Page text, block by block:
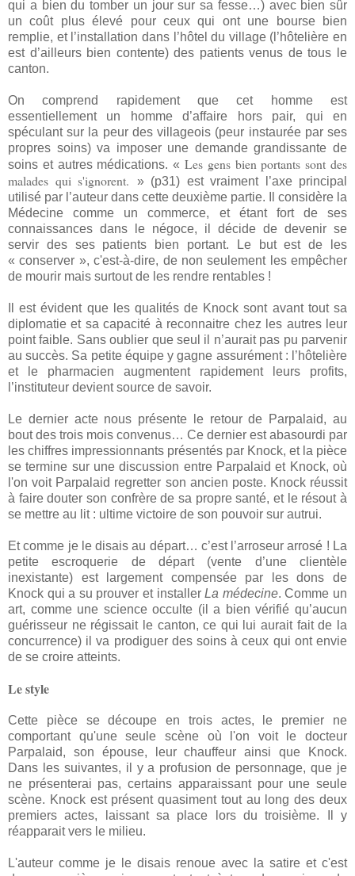
qui a bien du tomber un jour sur sa fesse…) avec bien sûr
un coût plus élevé pour ceux qui ont une bourse bien
remplie, et l’installation dans l’hôtel du village (l’hôtelière en
est d’ailleurs bien contente) des patients venus de tous le
canton.
On comprend rapidement que cet homme est
essentiellement un homme d’affaire hors pair, qui en
spéculant sur la peur des villageois (peur instaurée par ses
propres soins) va imposer une demande grandissante de
soins et autres médications. « Les gens bien portants sont des
malades qui s'ignorent.
» (p31) est vraiment l’axe principal
utilisé par l’auteur dans cette deuxième partie. Il considère la
Médecine comme un commerce, et étant fort de ses
connaissances dans le négoce, il décide de devenir se
servir des ses patients bien portant. Le but est de les
« conserver », c'est-à-dire, de non seulement les empêcher
de mourir mais surtout de les rendre rentables !
Il est évident que les qualités de Knock sont avant tout sa
diplomatie et sa capacité à reconnaitre chez les autres leur
point faible. Sans oublier que seul il n’aurait pas pu parvenir
au succès. Sa petite équipe y gagne assurément : l’hôtelière
et le pharmacien augmentent rapidement leurs profits,
l’instituteur devient source de savoir.
Le dernier acte nous présente le retour de Parpalaid, au
bout des trois mois convenus… Ce dernier est abasourdi par
les chiffres impressionnants présentés par Knock, et la pièce
se termine sur une discussion entre Parpalaid et Knock, où
l'on voit Parpalaid regretter son ancien poste. Knock réussit
à faire douter son confrère de sa propre santé, et le résout à
se mettre au lit : ultime victoire de son pouvoir sur autrui.
Et comme je le disais au départ… c’est l’arroseur arrosé ! La
petite escroquerie de départ (vente d’une clientèle
inexistante) est largement compensée par les dons de
Knock qui a su prouver et installerLa médecine. Comme un
art, comme une science occulte (il a bien vérifié qu’aucun
guérisseur ne régissait le canton, ce qui lui aurait fait de la
concurrence) il va prodiguer des soins à ceux qui ont envie
de se croire atteints.
Le style
Cette pièce se découpe en trois actes, le premier ne
comportant qu'une seule scène où l'on voit le docteur
Parpalaid, son épouse, leur chauffeur ainsi que Knock.
Dans les suivantes, il y a profusion de personnage, que je
ne présenterai pas, certains apparaissant pour une seule
scène. Knock est présent quasiment tout au long des deux
premiers actes, laissant sa place lors du troisième. Il y
réapparait vers le milieu.
L'auteur comme je le disais renoue avec la satire et c'est